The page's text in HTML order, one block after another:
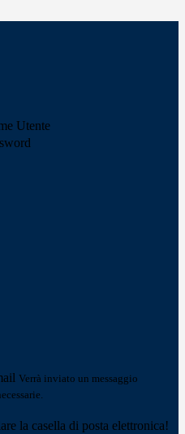
Utente
Verrà inviato un messaggio
la casella di posta elettronica!